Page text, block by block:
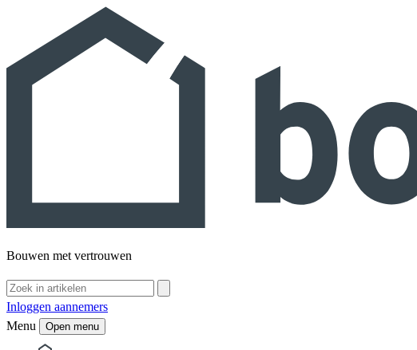
Bouwen met vertrouwen
Inloggen aannemers
Menu
Open menu